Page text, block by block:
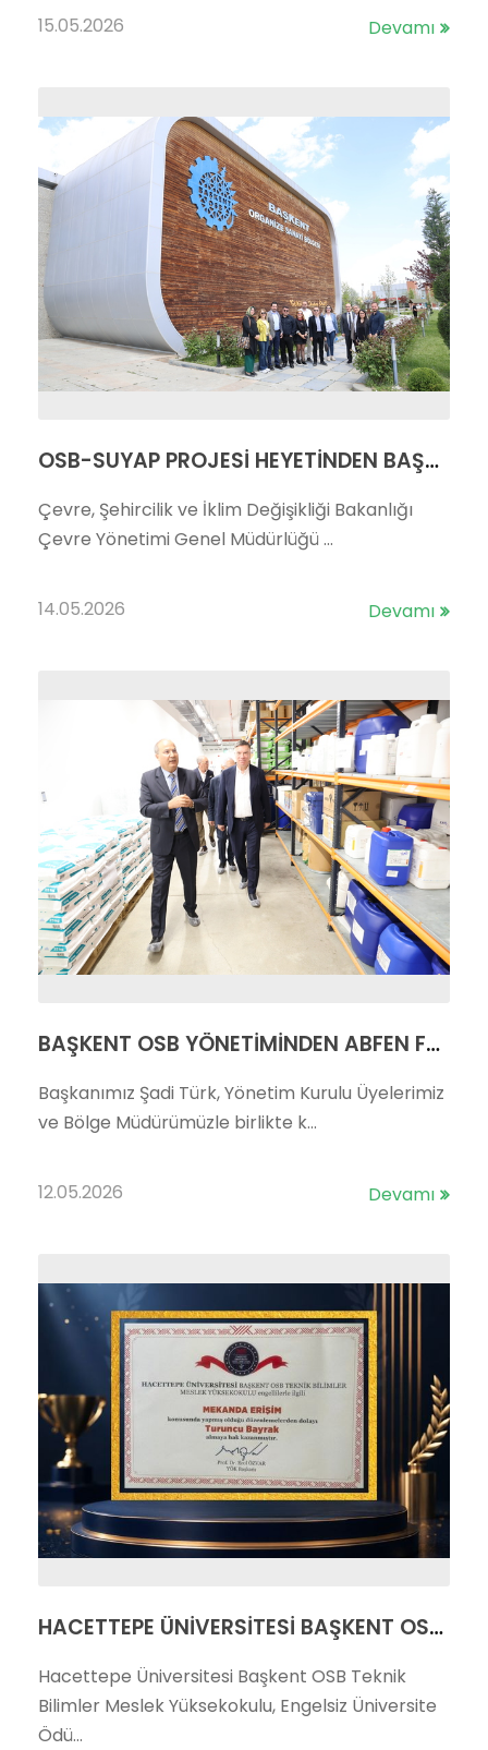
15.05.2026 Devamı
OSB-SUYAP PROJESİ HEYETİNDEN BAŞKENT OSB’YE ZİYARET
Çevre, Şehircilik ve İklim Değişikliği Bakanlığı
Çevre Yönetimi Genel Müdürlüğü ...
14.05.2026 Devamı
BAŞKENT OSB YÖNETİMİNDEN ABFEN FARMA VE DOĞAN CONTA'YA ZİYARET
Başkanımız Şadi Türk, Yönetim Kurulu Üyelerimiz
ve Bölge Müdürümüzle birlikte k...
12.05.2026 Devamı
HACETTEPE ÜNİVERSİTESİ BAŞKENT OSB TEKNİK BİLİMLER MYO’DAN TURUNCU BAYRAK BAŞARISI
Hacettepe Üniversitesi Başkent OSB Teknik
Bilimler Meslek Yüksekokulu, Engelsiz Üniversite
Ödü...